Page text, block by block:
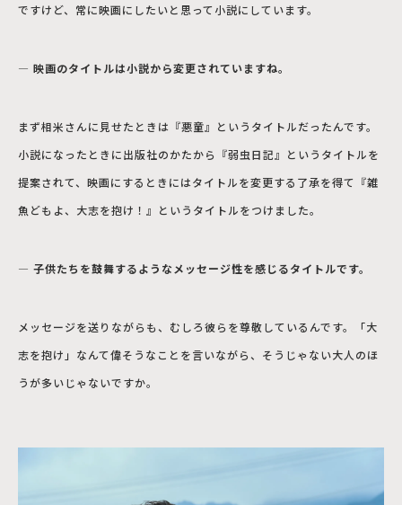
ですけど、常に映画にしたいと思って小説にしています。
― 映画のタイトルは小説から変更されていますね。
まず相米さんに見せたときは『悪童』というタイトルだったんです。
小説になったときに出版社のかたから『弱虫日記』というタイトルを
提案されて、映画にするときにはタイトルを変更する了承を得て『雑
魚どもよ、大志を抱け！』というタイトルをつけました。
― 子供たちを鼓舞するようなメッセージ性を感じるタイトルです。
メッセージを送りながらも、むしろ彼らを尊敬しているんです。「大
志を抱け」なんて偉そうなことを言いながら、そうじゃない大人のほ
うが多いじゃないですか。